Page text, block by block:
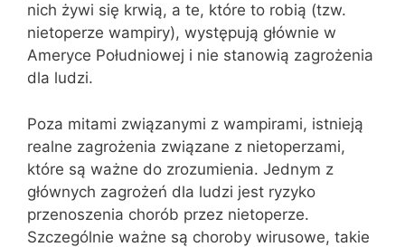
nich żywi się krwią, a te, które to robią (tzw.
nietoperze wampiry), występują głównie w
Ameryce Południowej i nie stanowią zagrożenia
dla ludzi.
Poza mitami związanymi z wampirami, istnieją
realne zagrożenia związane z nietoperzami,
które są ważne do zrozumienia. Jednym z
głównych zagrożeń dla ludzi jest ryzyko
przenoszenia chorób przez nietoperze.
Szczególnie ważne są choroby wirusowe, takie